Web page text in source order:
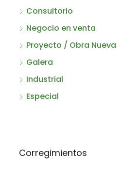
Consultorio
Negocio en venta
Proyecto / Obra Nueva
Galera
Industrial
Especial
Corregimientos